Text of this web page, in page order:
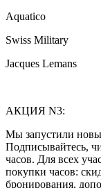
Aquatico
Swiss Military
Jacques Lemans
АКЦИЯ N3:
Мы запустили
Подписывайтесь,
часов. Для всех
покупки часов:
бронирования,